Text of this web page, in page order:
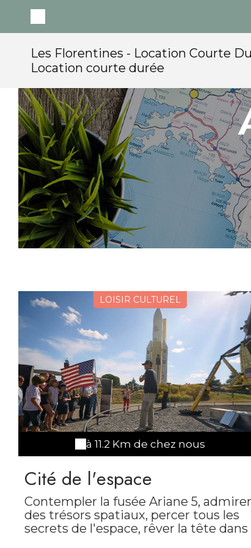
Les Florentines - Location Courte
Location courte durée
LOISIR CULTUREL
à 11.2 Km de chez nous
Cité de l'espace
Contempler la fusée Ariane 5, admirer
des trésors spatiaux, percer tous les
secrets de l'espace, rêver la tête dans